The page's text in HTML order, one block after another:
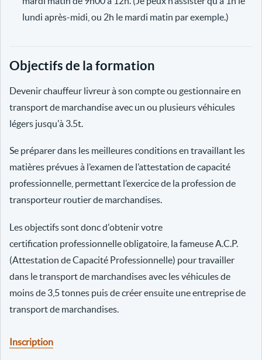
lundi après-midi, ou 2h le mardi matin par exemple.)
Objectifs de la formation
Devenir chauffeur livreur à son compte ou gestionnaire en
transport de marchandise avec un ou plusieurs véhicules
légers jusqu'à 3.5t.
Se préparer dans les meilleures conditions en travaillant les
matières prévues à l’examen de l’attestation de capacité
professionnelle, permettant l’exercice de la profession de
transporteur routier de marchandises.
Les objectifs sont donc d'obtenir votre
certification professionnelle obligatoire, la fameuse A.C.P.
(Attestation de Capacité Professionnelle) pour travailler
dans le transport de marchandises avec les véhicules de
moins de 3,5 tonnes puis de créer ensuite une entreprise de
transport de marchandises.
Inscription